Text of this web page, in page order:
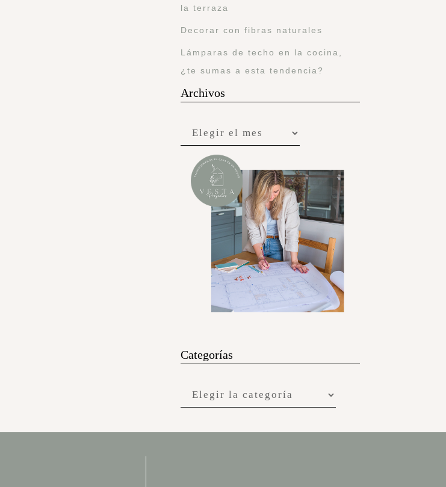
la terraza
Decorar con fibras naturales
Lámparas de techo en la cocina,
¿te sumas a esta tendencia?
Archivos
Categorías